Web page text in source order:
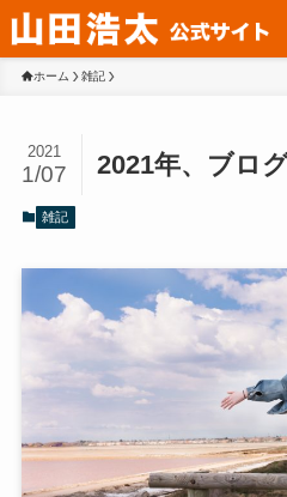
ホーム 雑記
2021年、ブロ
2021
1/07
雑記